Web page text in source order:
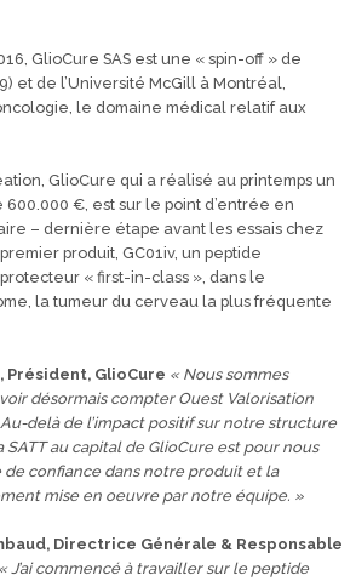
GlioCure SAS est une « spin-off » de
et de l’Université McGill à Montréal,
le domaine médical relatif aux
GlioCure qui a réalisé au printemps un
€, est sur le point d’entrée en
– dernière étape avant les essais chez
produit, GC01iv, un peptide
« first-in-class », dans le
la tumeur du cerveau la plus fréquente
Président, GlioCure « Nous sommes
désormais compter Ouest Valorisation
delà de l’impact positif sur notre structure
SATT au capital de GlioCure est pour nous
confiance dans notre produit et la
mise en oeuvre par notre équipe. »
Directrice Générale & Responsable
« J’ai commencé à travailler sur le peptide